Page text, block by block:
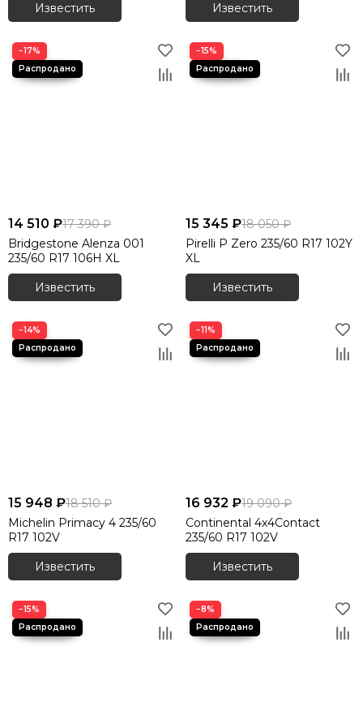
Известить
Известить
−17%
14 510 ₽17 390 ₽
Bridgestone Alenza 001
235/60 R17 106H XL
Известить
−15%
15 345 ₽18 050 ₽
Pirelli P Zero 235/60 R17 102Y
XL
Известить
−14%
15 948 ₽18 510 ₽
Michelin Primacy 4 235/60
R17 102V
Известить
−11%
16 932 ₽19 090 ₽
Continental 4x4Contact
235/60 R17 102V
Известить
−15% −8%